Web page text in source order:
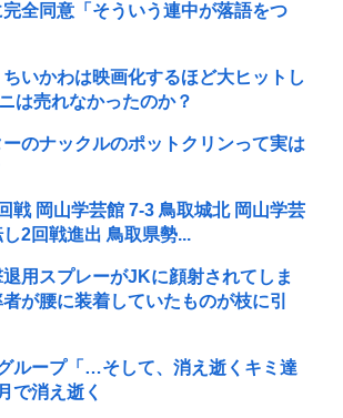
全同意「そういう連中が落語をつ
ちいかわは映画化するほど大ヒットし
は売れなかったのか？
のナックルのポットクリンって実は
戦 岡山学芸館 7-3 鳥取城北 岡山学芸
2回戦進出 鳥取県勢...
用スプレーがJKに顔射されてしま
が腰に装着していたものが枝に引
ループ「…そして、消え逝くキミ達
で消え逝く